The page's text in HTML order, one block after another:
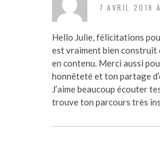
7 AVRIL 2019
Hello Julie, félicitations
est vraiment bien construit
en contenu. Merci aussi
honnêteté et ton partage
J’aime beaucoup écouter
trouve ton parcours très